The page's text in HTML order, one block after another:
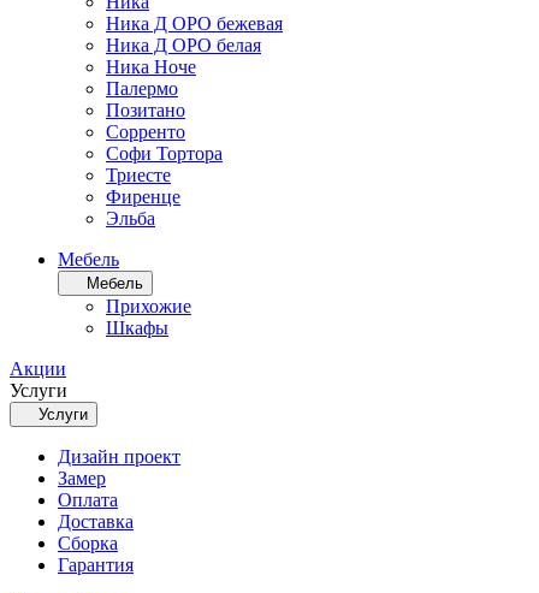
Ника Д ОРО бежевая
Ника Д ОРО белая
Ника Ноче
Палермо
Позитано
Сорренто
Софи Тортора
Триесте
Фиренце
Эльба
Мебель
Мебель
Прихожие
Шкафы
Акции
Услуги
Услуги
Дизайн проект
Замер
Оплата
Доставка
Сборка
Гарантия